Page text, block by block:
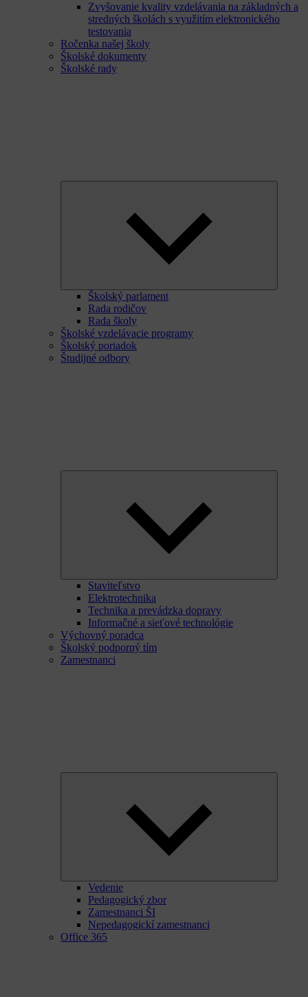
Zvyšovanie kvality vzdelávania na základných a
stredných školách s využitím elektronického
testovania
Ročenka našej školy
Školské dokumenty
Školské rady
Školský parlament
Rada rodičov
Rada školy
Školské vzdelávacie programy
Školský poriadok
Študijné odbory
Staviteľstvo
Elektrotechnika
Technika a prevádzka dopravy
Informačné a sieťové technológie
Výchovný poradca
Školský podporný tím
Zamestnanci
Vedenie
Pedagogický zbor
Zamestnanci ŠI
Nepedagogickí zamestnanci
Office 365